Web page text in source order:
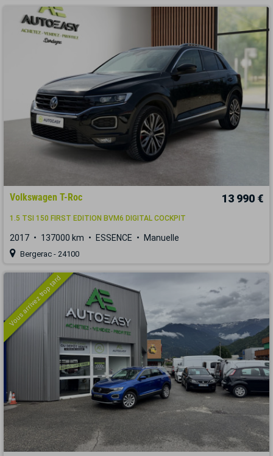
Volkswagen T-Roc 13 990 €
1.5 TSI 150 FIRST EDITION BVM6 DIGITAL COCKPIT
2017 137000 km ESSENCE Manuelle
Bergerac - 24100
Vous arrivez trop tard